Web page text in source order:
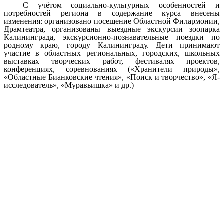
С учётом социально-культурных особенностей и
потребностей региона в содержание курса внесены
изменения: организовано посещение Областной Филармонии,
Драмтеатра, организованы выездные экскурсии зоопарка
Калининграда, экскурсионно-познавательные поездки по
родному краю, городу Калининграду. Дети принимают
участие в областных региональных, городских, школьных
выставках творческих работ, фестивалях проектов,
конференциях, соревнованиях («Хранители природы»,
«Областные Бианковские чтения», «Поиск и творчество», «Я-
исследователь», «Муравьишка» и др.)